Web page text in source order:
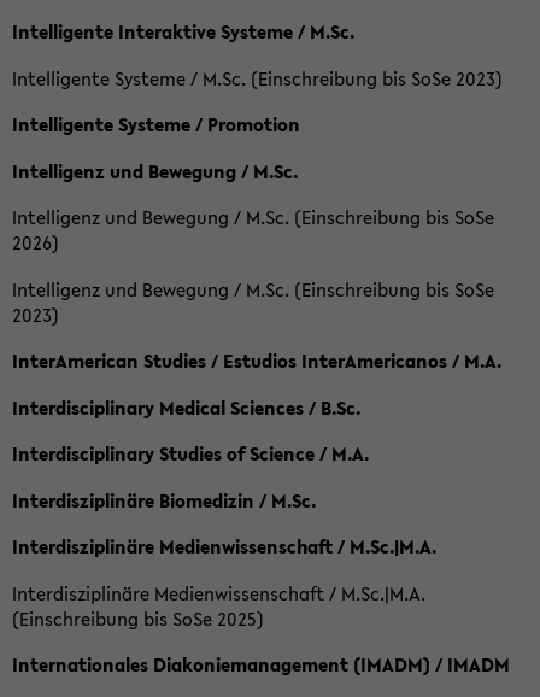
Intelligente Interaktive Systeme / M.Sc.
Intelligente Systeme / M.Sc. (Einschreibung bis SoSe 2023)
Intelligente Systeme / Promotion
Intelligenz und Bewegung / M.Sc.
Intelligenz und Bewegung / M.Sc. (Einschreibung bis SoSe
2026)
Intelligenz und Bewegung / M.Sc. (Einschreibung bis SoSe
2023)
InterAmerican Studies / Estudios InterAmericanos / M.A.
Interdisciplinary Medical Sciences / B.Sc.
Interdisciplinary Studies of Science / M.A.
Interdisziplinäre Biomedizin / M.Sc.
Interdisziplinäre Medienwissenschaft / M.Sc.|M.A.
Interdisziplinäre Medienwissenschaft / M.Sc.|M.A.
(Einschreibung bis SoSe 2025)
Internationales Diakoniemanagement (IMADM) / IMADM